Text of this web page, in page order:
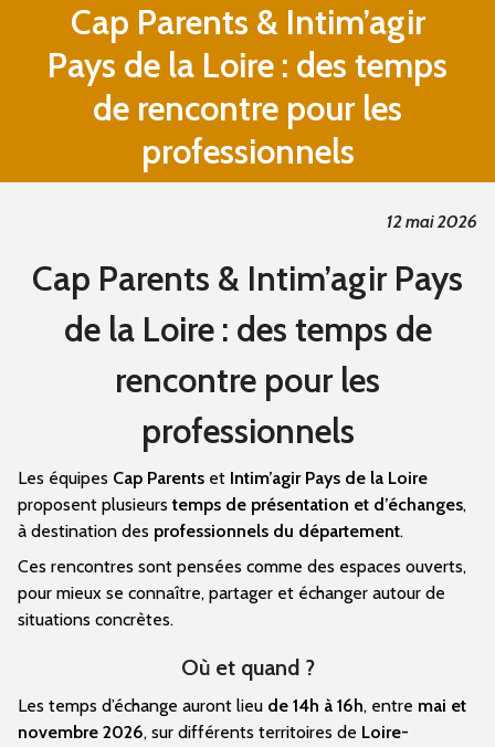
Cap Parents & Intim’agir
Pays de la Loire : des temps
de rencontre pour les
professionnels
12 mai 2026
Cap Parents & Intim’agir Pays
de la Loire : des temps de
rencontre pour les
professionnels
Les équipes Cap Parents et Intim’agir Pays de la Loire
proposent plusieurstemps de présentation et d’échanges,
à destination des professionnels du département.
Ces rencontres sont pensées comme des espaces ouverts,
pour mieux se connaître, partager et échanger autour de
situations concrètes.
Où et quand ?
Les temps d’échange auront lieu de 14h à 16h, entre mai et
novembre 2026, sur différents territoires de Loire-